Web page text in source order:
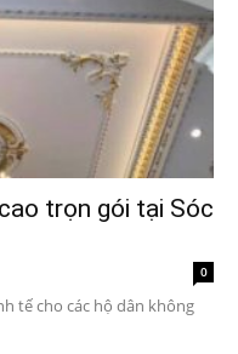
trọn gói tại Sóc
0
tế cho các hộ dân không